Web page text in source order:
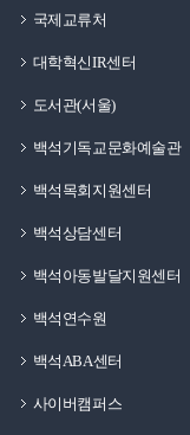
국제교류처
대학혁신IR센터
도서관(서울)
백석기독교문화예술관
백석목회지원센터
백석상담센터
백석아동발달지원센터
백석연수원
백석ABA센터
사이버캠퍼스